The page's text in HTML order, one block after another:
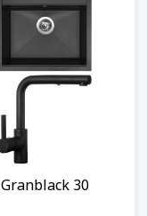
Granblack 30